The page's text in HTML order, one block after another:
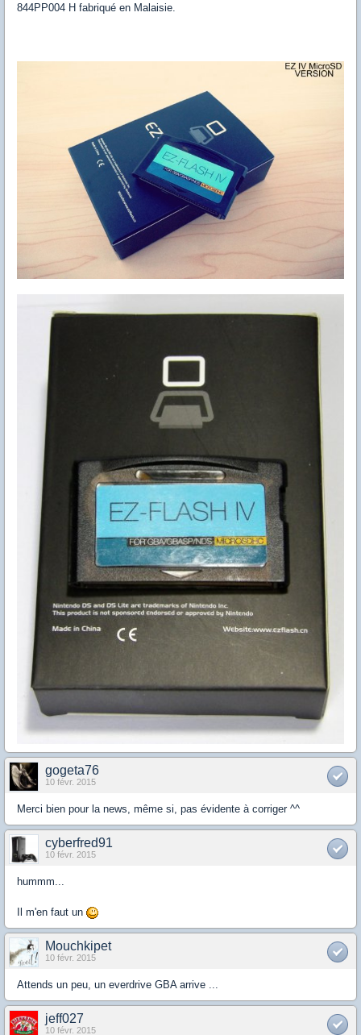
844PP004 H fabriqué en Malaisie.
gogeta76
10 févr. 2015
Merci bien pour la news, même si, pas évidente à corriger ^^
cyberfred91
10 févr. 2015
hummm...
Il m'en faut un
Mouchkipet
10 févr. 2015
Attends un peu, un everdrive GBA arrive ...
jeff027
10 févr. 2015